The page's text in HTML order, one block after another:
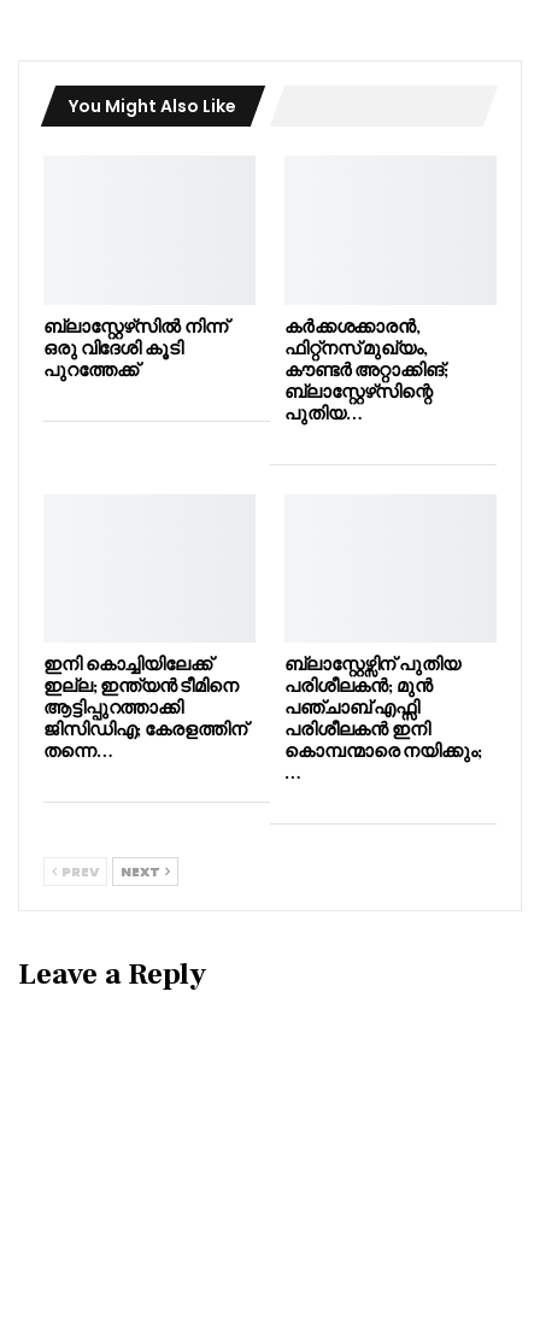
You Might Also Like
ബ്ലാസ്റ്റേഴ്‌സിൽ നിന്ന്
ഒരു വിദേശി കൂടി
പുറത്തേക്ക്
കർക്കശക്കാരൻ,
ഫിറ്റ്നസ് മുഖ്യം,
കൗണ്ടർ അറ്റാക്കിങ്;
ബ്ലാസ്റ്റേഴ്‌സിന്റെ
പുതിയ…
ഇനി കൊച്ചിയിലേക്ക്
ഇല്ല; ഇന്ത്യൻ ടീമിനെ
ആട്ടിപ്പുറത്താക്കി
ജിസിഡിഎ; കേരളത്തിന്
തന്നെ…
ബ്ലാസ്റ്റേഴ്സിന് പുതിയ
പരിശീലകൻ; മുൻ
പഞ്ചാബ് എഫ്സി
പരിശീലകൻ ഇനി
കൊമ്പന്മാരെ നയിക്കും;
…
PREV NEXT
Leave a Reply